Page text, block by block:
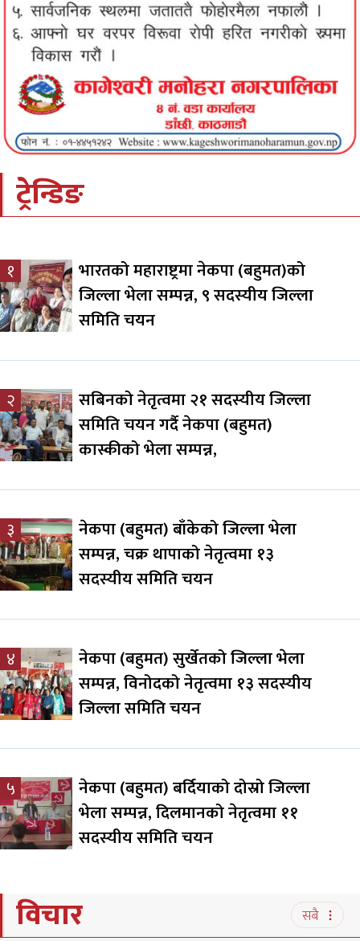
ट्रेन्डिङ
१
भारतको महाराष्ट्रमा नेकपा (बहुमत)को
जिल्ला भेला सम्पन्न, ९ सदस्यीय जिल्ला
समिति चयन
२
सबिनको नेतृत्वमा २१ सदस्यीय जिल्ला
समिति चयन गर्दै नेकपा (बहुमत)
कास्कीको भेला सम्पन्न,
३
नेकपा (बहुमत) बाँकेको जिल्ला भेला
सम्पन्न, चक्र थापाको नेतृत्वमा १३
सदस्यीय समिति चयन
४
नेकपा (बहुमत) सुर्खेतको जिल्ला भेला
सम्पन्न, विनोदको नेतृत्वमा १३ सदस्यीय
जिल्ला समिति चयन
५
नेकपा (बहुमत) बर्दियाको दोस्रो जिल्ला
भेला सम्पन्न, दिलमानको नेतृत्वमा ११
सदस्यीय समिति चयन
विचार सबै